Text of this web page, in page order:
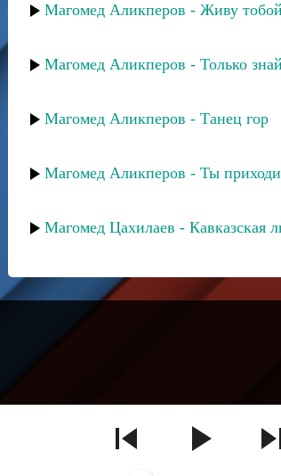
Магомед Аликперов - Живу тобой
Магомед Аликперов - Только знай
Магомед Аликперов - Танец гор
Магомед Аликперов - Ты приходи
Магомед Цахилаев - Кавказская